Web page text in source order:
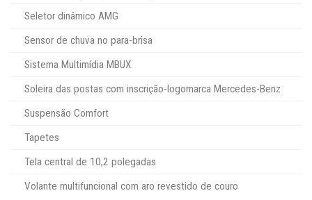
Seletor dinâmico AMG
Sensor de chuva no para-brisa
Sistema Multimídia MBUX
Soleira das postas com inscrição-logomarca Mercedes-Benz
Suspensão Comfort
Tapetes
Tela central de 10,2 polegadas
Volante multifuncional com aro revestido de couro